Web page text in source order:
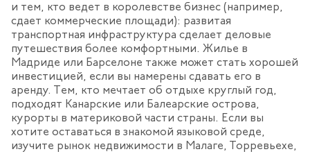
и тем, кто ведет в королевстве бизнес (например,
сдает коммерческие площади): развитая
транспортная инфраструктура сделает деловые
путешествия более комфортными. Жилье в
Мадриде или Барселоне также может стать хорошей
инвестицией, если вы намерены сдавать его в
аренду. Тем, кто мечтает об отдыхе круглый год,
подходят Канарские или Балеарские острова,
курорты в материковой части страны. Если вы
хотите оставаться в знакомой языковой среде,
изучите рынок недвижимости в Малаге, Торревьехе,